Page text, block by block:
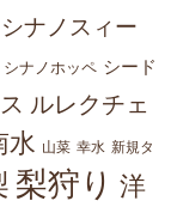
シナノスィー
シナノホッペ シード
ルレクチェ
水 山菜 幸水 新規タ
梨狩り 洋